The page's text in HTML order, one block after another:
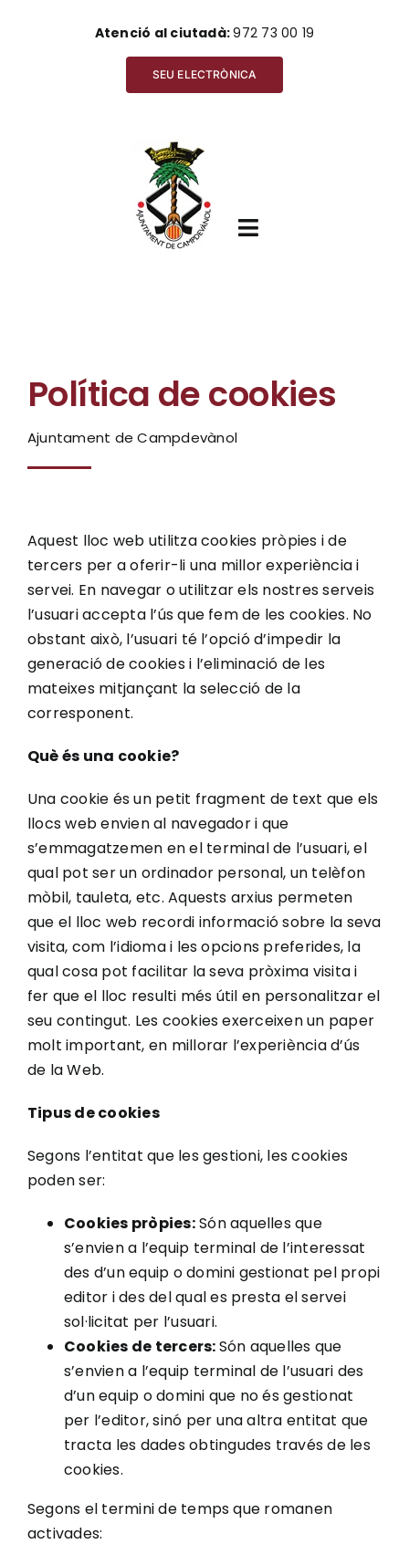
Atenció al ciutadà:972 73 00 19
SEU ELECTRÒNICA
Toggle
Ajuntament
Ciutadania
Municipi
Cerca
…
Política de cookies
Ajuntament de Campdevànol
Aquest lloc web utilitza cookies pròpies i de
tercers per a oferir-li una millor experiència i
servei. En navegar o utilitzar els nostres serveis
l’usuari accepta l’ús que fem de les cookies. No
obstant això, l’usuari té l’opció d’impedir la
generació de cookies i l’eliminació de les
mateixes mitjançant la selecció de la
corresponent.
Què és una cookie?
Una cookie és un petit fragment de text que els
llocs web envien al navegador i que
s’emmagatzemen en el terminal de l’usuari, el
qual pot ser un ordinador personal, un telèfon
mòbil, tauleta, etc. Aquests arxius permeten
que el lloc web recordi informació sobre la seva
visita, com l’idioma i les opcions preferides, la
qual cosa pot facilitar la seva pròxima visita i
fer que el lloc resulti més útil en personalitzar el
seu contingut. Les cookies exerceixen un paper
molt important, en millorar l’experiència d’ús
de la Web.
Tipus de cookies
Segons l’entitat que les gestioni, les cookies
poden ser:
Cookies pròpies:Són aquelles que
s’envien a l’equip terminal de l’interessat
des d’un equip o domini gestionat pel propi
editor i des del qual es presta el servei
sol·licitat per l’usuari.
Cookies de tercers:Són aquelles que
s’envien a l’equip terminal de l’usuari des
d’un equip o domini que no és gestionat
per l’editor, sinó per una altra entitat que
tracta les dades obtingudes través de les
cookies.
Segons el termini de temps que romanen
activades: